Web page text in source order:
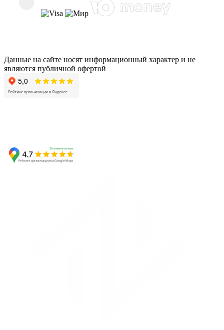
Данные на сайте носят информационный характер и не
являются публичной офертой